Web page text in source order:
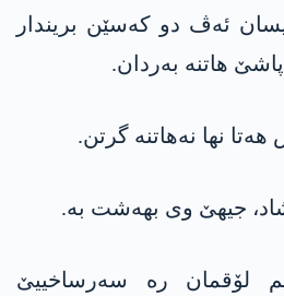
ئەڤ دو کەسێن بریندار
ھاتنە بەردان.
نھا نەھاتنە گرتن.
جیھێ وی بھەشت بە.
لۆقمان رە سەرساخییێ